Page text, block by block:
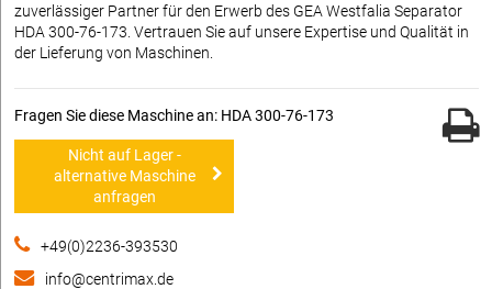
zuverlässiger Partner für den Erwerb des GEA Westfalia Separator
HDA 300-76-173. Vertrauen Sie auf unsere Expertise und Qualität in
der Lieferung von Maschinen.
Fragen Sie diese Maschine an: HDA 300-76-173
Nicht auf Lager -
alternative Maschine
anfragen
+49(0)2236-393530
info@centrimax.de